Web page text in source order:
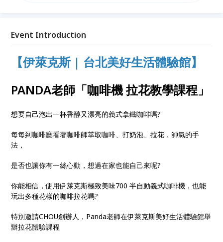
Event Introduction
【伊萊克斯 | 台北美好生活體驗館】
PANDA老師「咖啡機 拉花教學課程」
想要自己泡出一杯香醇又漂亮的義式拿鐵咖啡嗎?
每每到咖啡廳看著咖啡師萃取咖啡、打奶泡、拉花，帥氣的手
法，
是否也讓你有一絲心動，想過在家也能自己來呢?
你能相信，使用伊萊克斯極致美味700 半自動義式咖啡機，也能
玩出多種花樣的咖啡拉花嗎?
特別邀請CHOU創辦人，Panda老師在伊萊克斯美好生活體驗館舉
辦拉花體驗課程